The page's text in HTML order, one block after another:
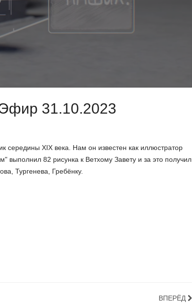
31.10.2023
середины XIX века. Нам он известен как иллюстратор
82 рисунка к Ветхому Завету и за это получил
Тургенева, Гребёнку.
ВПЕРЁД